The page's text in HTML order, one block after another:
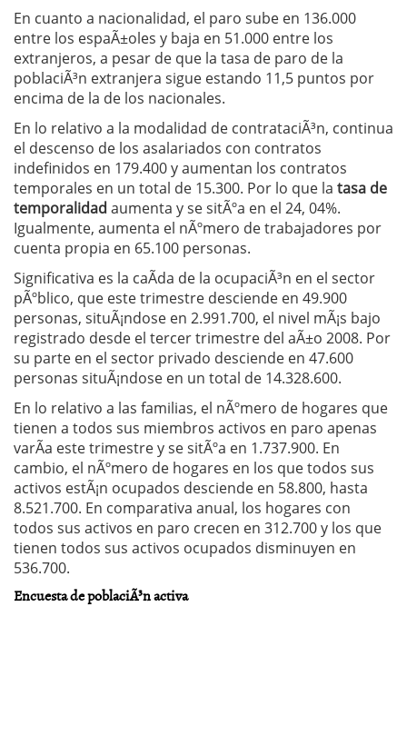
En cuanto a nacionalidad, el paro sube en 136.000
entre los espaÃ±oles y baja en 51.000 entre los
extranjeros, a pesar de que la tasa de paro de la
poblaciÃ³n extranjera sigue estando 11,5 puntos por
encima de la de los nacionales.
En lo relativo a la modalidad de contrataciÃ³n, continua
el descenso de los asalariados con contratos
indefinidos en 179.400 y aumentan los contratos
temporales en un total de 15.300. Por lo que la tasa de
temporalidad aumenta y se sitÃºa en el 24, 04%.
Igualmente, aumenta el nÃºmero de trabajadores por
cuenta propia en 65.100 personas.
Significativa es la caÃ­da de la ocupaciÃ³n en el sector
pÃºblico, que este trimestre desciende en 49.900
personas, situÃ¡ndose en 2.991.700, el nivel mÃ¡s bajo
registrado desde el tercer trimestre del aÃ±o 2008. Por
su parte en el sector privado desciende en 47.600
personas situÃ¡ndose en un total de 14.328.600.
En lo relativo a las familias, el nÃºmero de hogares que
tienen a todos sus miembros activos en paro apenas
varÃ­a este trimestre y se sitÃºa en 1.737.900. En
cambio, el nÃºmero de hogares en los que todos sus
activos estÃ¡n ocupados desciende en 58.800, hasta
8.521.700. En comparativa anual, los hogares con
todos sus activos en paro crecen en 312.700 y los que
tienen todos sus activos ocupados disminuyen en
536.700.
Encuesta de poblaciÃ³n activa